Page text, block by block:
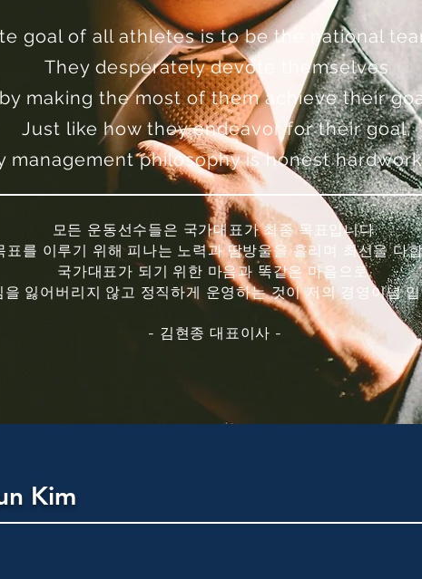
goal of all athletes is to be the national
They desperately devote themselves
by making the most of them achieve their
Just like how they endeavor for their goal,
management philosophy is honest
모든 운동선수들은 국가대표가 최종 목표입니다.
표를 이루기 위해 피나는 노력과 땀방울을 흘리며 최선을 다
국가대표가 되기 위한 마음과 똑같은 마음으로,
을 잃어버리지 않고 정직하게 운영하는 것이 저의 경영이념
- 김현종 대표이사 -
Kim